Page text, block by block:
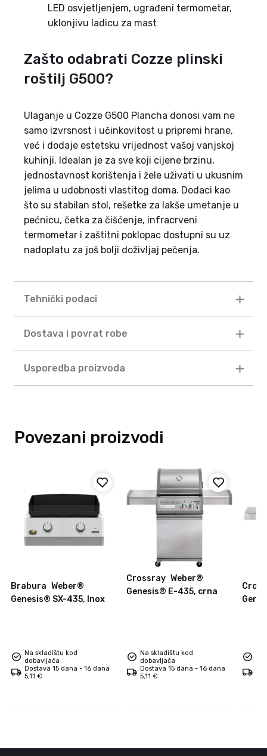
LED osvjetljenjem, ugrađeni termometar,
uklonjivu ladicu za mast
Zašto odabrati Cozze plinski
roštilj G500?
Ulaganje u Cozze G500 Plancha donosi vam ne
samo izvrsnost i učinkovitost u pripremi hrane,
već i dodaje estetsku vrijednost vašoj vanjskoj
kuhinji. Idealan je za sve koji cijene brzinu,
jednostavnost korištenja i žele uživati ​​u ukusnim
jelima u udobnosti vlastitog doma. Dodaci kao
što su stabilan stol, rešetke za lakše umetanje u
pećnicu, četka za čišćenje, infracrveni
termometar i zaštitni poklopac dostupni su uz
nadoplatu za još bolji doživljaj pečenja.
Tehnički podaci
Dostava i povrat robe
Usporedba proizvoda
Povezani proizvodi
Brabura Weber®
Genesis® SX-435, Inox
Na skladištu kod
dobavljača
Dostava 15 dana - 16 dana
5,11 €
Crossray Weber®
Genesis® E-435, crna
Na skladištu kod
dobavljača
Dostava 15 dana - 16 dana
5,11 €
Na